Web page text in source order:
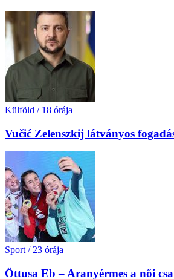
Külföld / 18 órája
Vučić Zelenszkij látványos
Sport / 23 órája
Öttusa Eb – Aranyérmes a női